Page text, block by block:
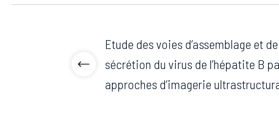
Etude des voies d’assemblage et de
sécrétion du virus de l’hépatite B
approches d’imagerie